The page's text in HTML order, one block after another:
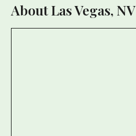
About Las Vegas, NV